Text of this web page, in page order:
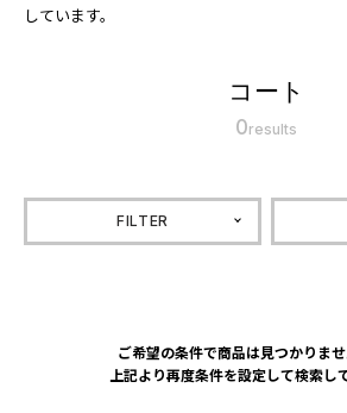
しています。
コート
0results
FILTER
ご希望の条件で商品は見つかりませ
上記より再度条件を設定して検索し